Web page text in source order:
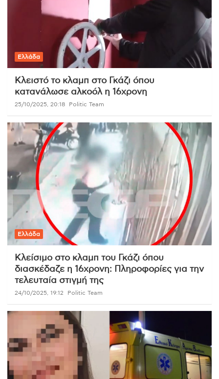
Ελλάδα
Κλειστό το κλαμπ στο Γκάζι όπου
κατανάλωσε αλκοόλ η 16χρονη
25/10/2025, 20:18 Politic Team
Ελλάδα
Κλείσιμο στο κλαμπ του Γκάζι όπου
διασκέδαζε η 16χρονη: Πληροφορίες για την
τελευταία στιγμή της
24/10/2025, 19:12 Politic Team